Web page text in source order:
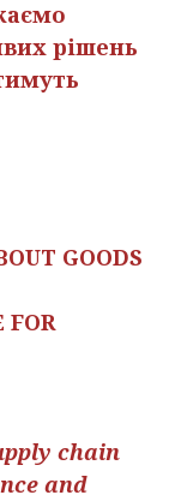
рішень
GOODS
FOR
chain
and